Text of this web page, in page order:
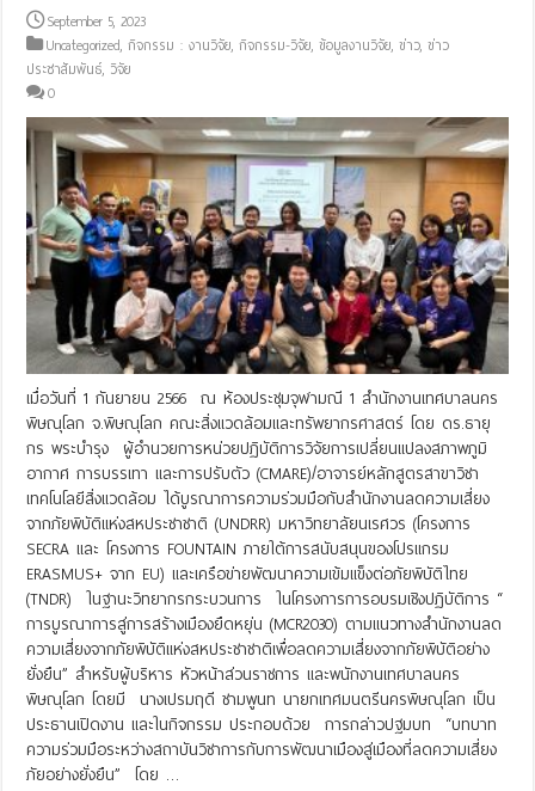
September 5, 2023
Uncategorized,กิจกรรม : งานวิจัย,กิจกรรม-วิจัย,ข้อมูลงานวิจัย,ข่าว,ข่าว
ประชาสัมพันธ์, วิจัย
0
เมื่อวันที่ 1 กันยายน 2566 ณ ห้องประชุมจุฬามณี 1 สำนักงานเทศบาลนคร
พิษณุโลก จ.พิษณุโลก คณะสิ่งแวดล้อมและทรัพยากรศาสตร์ โดย ดร.ธายุ
กร พระบำรุง ผู้อำนวยการหน่วยปฏิบัติการวิจัยการเปลี่ยนแปลงสภาพภูมิ
อากาศ การบรรเทา และการปรับตัว (CMARE)/อาจารย์หลักสูตรสาขาวิชา
เทคโนโลยีสิ่งแวดล้อม ได้บูรณาการความร่วมมือกับสำนักงานลดความเสี่ยง
จากภัยพิบัติแห่งสหประชาชาติ (UNDRR) มหาวิทยาลัยนเรศวร (โครงการ
SECRA และ โครงการ FOUNTAIN ภายใต้การสนับสนุนของโปรแกรม
ERASMUS+ จาก EU) และเครือข่ายพัฒนาความเข้มแข็งต่อภัยพิบัติไทย
(TNDR) ในฐานะวิทยากรกระบวนการ ในโครงการการอบรมเชิงปฏิบัติการ “
การบูรณาการสู่การสร้างเมืองยืดหยุ่น (MCR2030) ตามแนวทางสำนักงานลด
ความเสี่ยงจากภัยพิบัติแห่งสหประชาชาติเพื่อลดความเสี่ยงจากภัยพิบัติอย่าง
ยั่งยืน” สำหรับผู้บริหาร หัวหน้าส่วนราชการ และพนักงานเทศบาลนคร
พิษณุโลก โดยมี นางเปรมฤดี ชามพูนท นายกเทศมนตรีนครพิษณุโลก เป็น
ประธานเปิดงาน และในกิจกรรม ประกอบด้วย การกล่าวปฐมบท “บทบาท
ความร่วมมือระหว่างสถาบันวิชาการกับการพัฒนาเมืองสู่เมืองที่ลดความเสี่ยง
ภัยอย่างยั่งยืน” โดย …